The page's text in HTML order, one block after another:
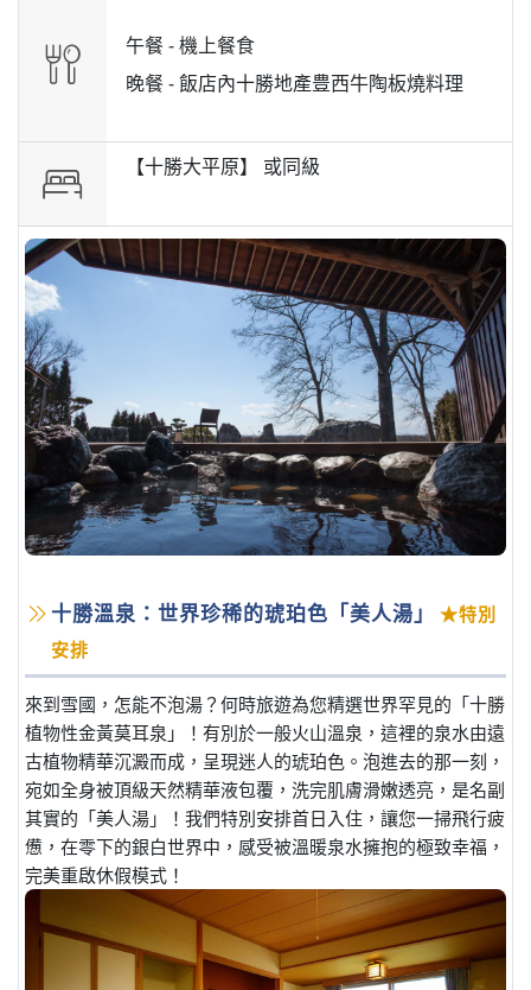
午餐 -機上餐食
晚餐 -飯店內十勝地產豊西牛陶板燒料理
【十勝大平原】 或同級
十勝溫泉：世界珍稀的琥珀色「美人湯」
★特別
安排
來到雪國，怎能不泡湯？何時旅遊為您精選世界罕見的「十勝
植物性金黃莫耳泉」！有別於一般火山溫泉，這裡的泉水由遠
古植物精華沉澱而成，呈現迷人的琥珀色。泡進去的那一刻，
宛如全身被頂級天然精華液包覆，洗完肌膚滑嫩透亮，是名副
其實的「美人湯」！我們特別安排首日入住，讓您一掃飛行疲
憊，在零下的銀白世界中，感受被溫暖泉水擁抱的極致幸福，
完美重啟休假模式！